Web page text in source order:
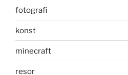
fotografi
konst
minecraft
resor